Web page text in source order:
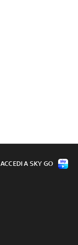
ACCEDI A SKY GO